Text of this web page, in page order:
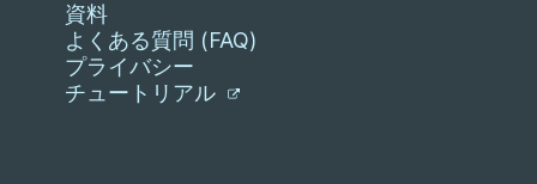
資料
よくある質問 (FAQ)
プライバシー
チュートリアル